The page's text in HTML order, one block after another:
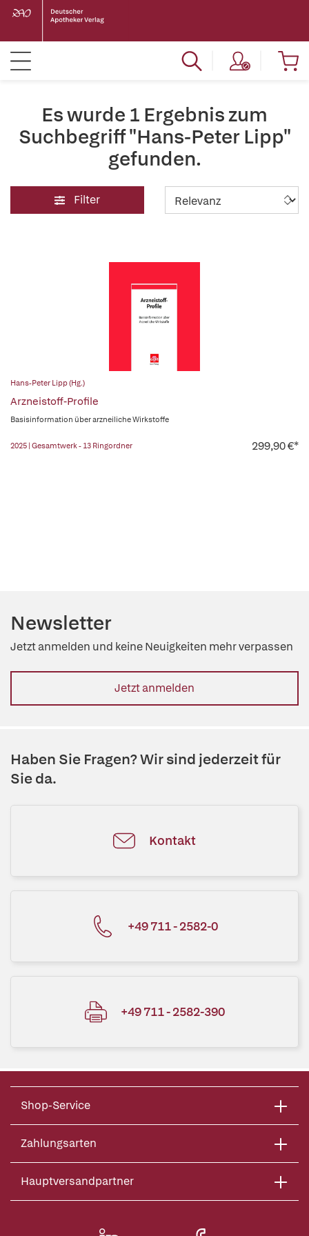
Es wurde 1 Ergebnis zum
Suchbegriff "Hans-Peter Lipp"
gefunden.
Filter
Hans-Peter Lipp (Hg.)
Arzneistoff-Profile
Basisinformation über arzneiliche Wirkstoffe
2025 | Gesamtwerk - 13 Ringordner 299,90 €*
Newsletter
Jetzt anmelden und keine Neuigkeiten mehr verpassen
Jetzt anmelden
Haben Sie Fragen? Wir sind jederzeit für
Sie da.
Kontakt
+49 711 - 2582-0
+49 711 - 2582-390
Shop-Service
Zahlungsarten
Hauptversandpartner